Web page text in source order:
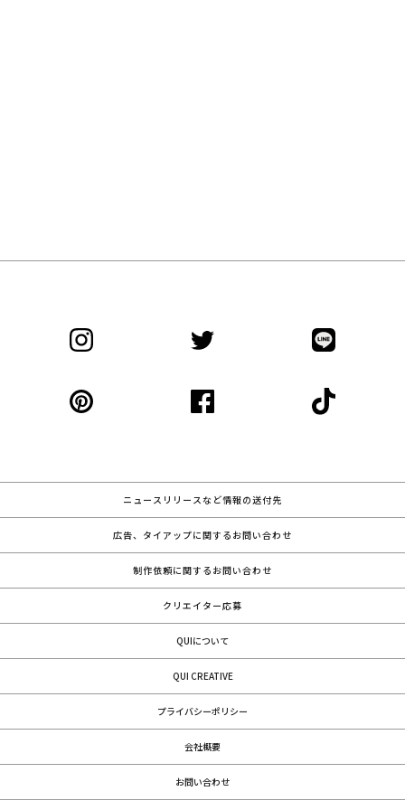
ニュースリリースなど情報の送付先
広告、タイアップに関するお問い合わせ
制作依頼に関するお問い合わせ
クリエイター応募
QUIについて
QUI CREATIVE
プライバシーポリシー
会社概要
お問い合わせ